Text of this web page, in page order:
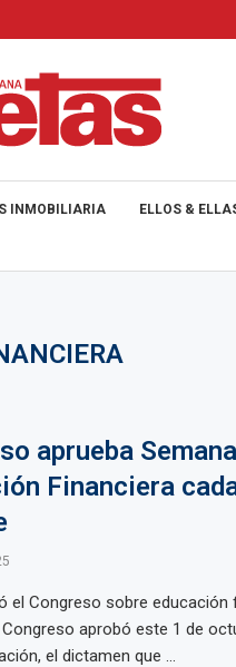
INMOBILIARIA ELLOS &
aprueba
Financiera
el Congreso sobre educación
Congreso aprobó este 1 de
el dictamen que ...